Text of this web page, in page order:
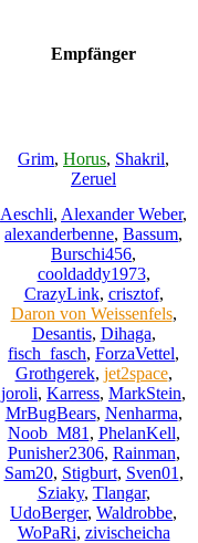
Empfänger
Grim, Horus, Shakril,
Zeruel
Aeschli, Alexander Weber,
alexanderbenne, Bassum,
Burschi456,
cooldaddy1973,
CrazyLink, crisztof,
Daron von Weissenfels,
Desantis, Dihaga,
fisch_fasch, ForzaVettel,
Grothgerek, jet2space,
joroli, Karress, MarkStein,
MrBugBears, Nenharma,
Noob_M81 , PhelanKell,
Punisher2306, Rainman,
Sam20, Stigburt, Sven01 ,
Sziaky, Tlangar,
UdoBerger, Waldrobbe,
WoPaRi, zivischeicha